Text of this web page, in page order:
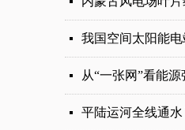
넷 我国空间太阳能
넷 从“一张网”看能
넷 平陆运河全线通水